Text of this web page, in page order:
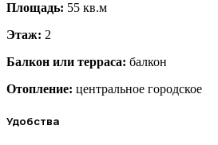
Площадь: 55 кв.м
Этаж: 2
Балкон или терраса: балкон
Отопление: центральное городское
Удобства